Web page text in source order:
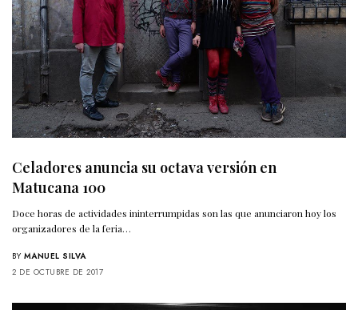
Celadores anuncia su octava versión en
Matucana 100
Doce horas de actividades ininterrumpidas son las que anunciaron hoy los
organizadores de la feria…
BY MANUEL SILVA
2 DE OCTUBRE DE 2017